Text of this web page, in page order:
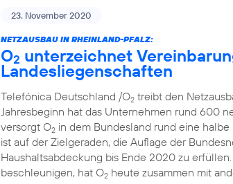
23. November 2020
NETZAUSBAU IN RHEINLAND-PFALZ:
O2 unterzeichnet
Landesliegenschaften
Telefónica Deutschland /O2 treibt den
Jahresbeginn hat das Unternehmen rund 600
versorgt O2 in dem Bundesland rund eine
ist auf der Zielgeraden, die Auflage der
Haushaltsabdeckung bis Ende 2020 zu
beschleunigen, hat O2 heute zusammen mit